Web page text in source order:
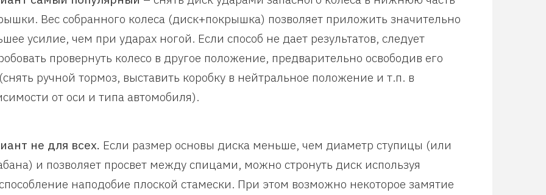
Вес собранного колеса (диск+покрышка) позволяет приложить значительно
усилие, чем при ударах ногой. Если способ не дает результатов, следует
провернуть колесо в другое положение, предварительно освободив его
ручной тормоз, выставить коробку в нейтральное положение и т.п. в
от оси и типа автомобиля).
не для всех. Если размер основы диска меньше, чем диаметр ступицы (или
и позволяет просвет между спицами, можно стронуть диск используя
наподобие плоской стамески. При этом возможно некоторое замятие